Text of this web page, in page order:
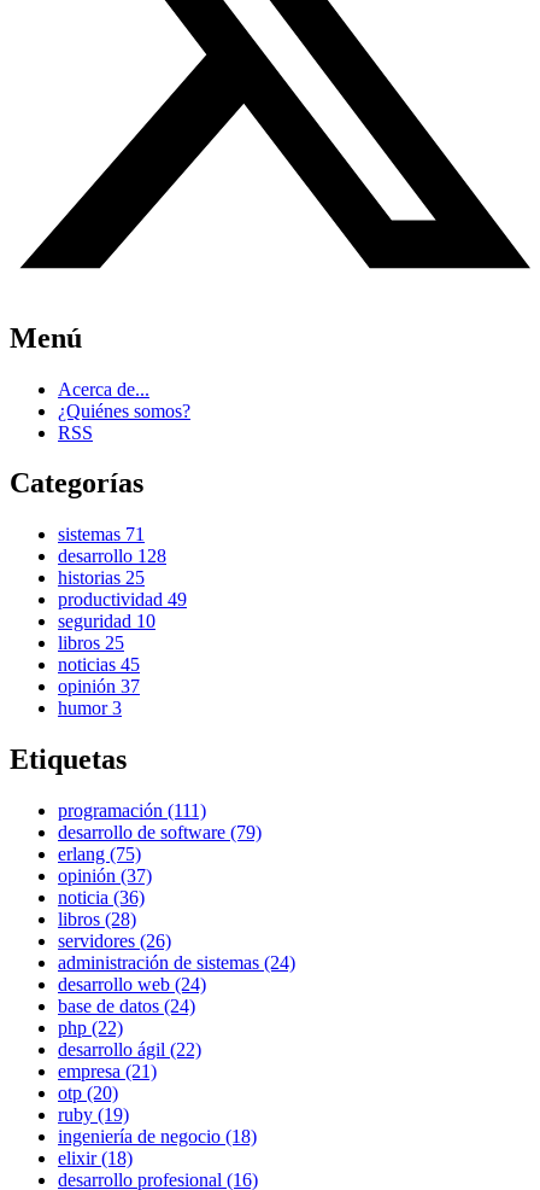
Menú
Acerca de...
¿Quiénes somos?
RSS
Categorías
sistemas 71
desarrollo 128
historias 25
productividad 49
seguridad 10
libros 25
noticias 45
opinión 37
humor3
Etiquetas
programación (111)
desarrollo de software (79)
erlang (75)
opinión (37)
noticia (36)
libros (28)
servidores (26)
administración de sistemas (24)
desarrollo web (24)
base de datos (24)
php (22)
desarrollo ágil (22)
empresa (21)
otp (20)
ruby (19)
ingeniería de negocio (18)
elixir (18)
desarrollo profesional (16)